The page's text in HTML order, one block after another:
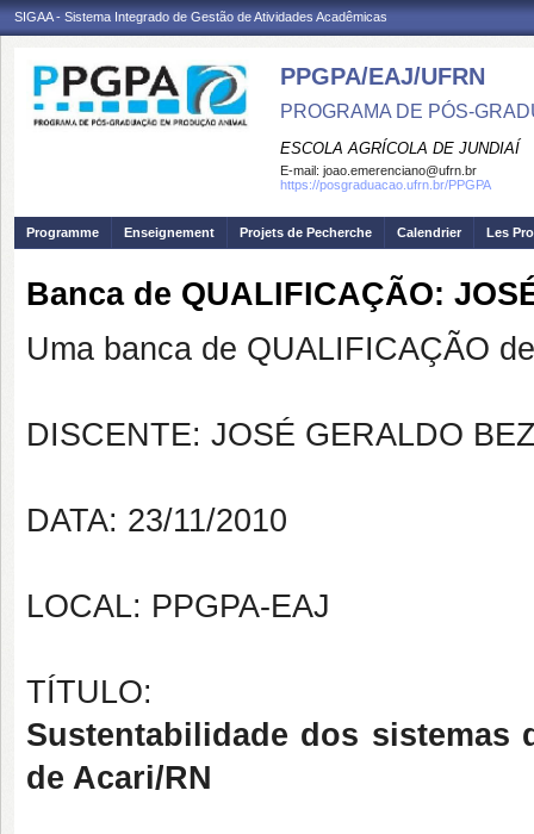
SIGAA - Sistema Integrado de Gestão de Atividades Acadêmicas
PPGPA/EAJ/UFRN
PROGRAMA DE PÓS-
ESCOLA AGRÍCOLA DE JUNDIAÍ
E-mail: joao.emerenciano@ufrn.br
https://posgraduacao.ufrn.br/PPGPA
Programme Enseignement Projets de Pecherche Calendrier Les
Banca de QUALIFICAÇÃO:
Uma banca de QUALIFICAÇÃO
DISCENTE: JOSÉ GERALDO
DATA: 23/11/2010
LOCAL: PPGPA-EAJ
TÍTULO:
Sustentabilidade dos
de Acari/RN